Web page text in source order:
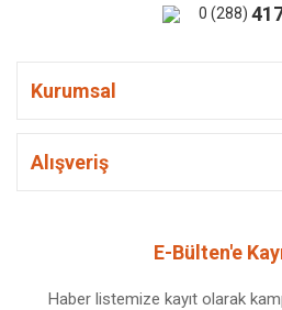
0 (288)
Kurumsal
Alışveriş
E-Bülten'e
Haber listemize kayıt olarak